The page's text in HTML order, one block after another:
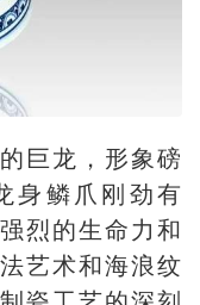
巨龙，形象磅
身鳞爪刚劲有
烈的生命力和
艺术和海浪纹